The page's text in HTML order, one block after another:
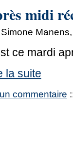
midi
ce mardi
la suite
commentaire